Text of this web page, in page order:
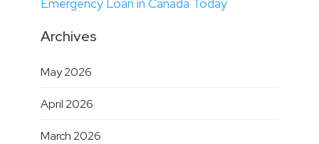
Emergency Loan in Canada Today
Archives
May 2026
April 2026
March 2026